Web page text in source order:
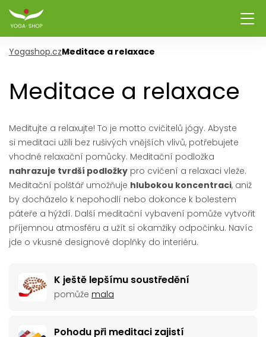
Yogashop.czMeditace a relaxace
Meditace a relaxace
Meditujte a relaxujte! To je motto cvičitelů jógy. Abyste
si meditaci užili bez rušivých vnějších vlivů, potřebujete
vhodné relaxační pomůcky. Meditační podložka
nahrazuje tvrdší podložky pro cvičení a relaxaci vleže.
Meditační polštář umožňuje hlubokou koncentraci, aniž
by docházelo k nepohodlí nebo dokonce k bolestem
páteře a hýždí. Další meditační vybavení pomůže vytvořit
příjemnou atmosféru a užít si okamžiky odpočinku. Navíc
jde o vkusné designové doplňky do interiéru.
K ještě lepšímu soustředění
pomůže mala
Pohodu při meditaci zajistí